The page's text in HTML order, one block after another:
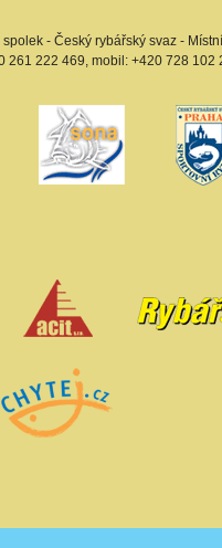
- Český rybářský svaz -
261 222 469, mobil: +420 728 102